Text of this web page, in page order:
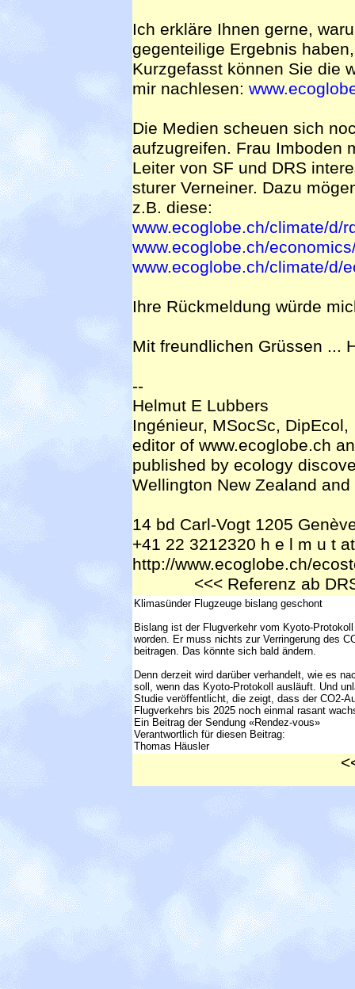
Ich erkläre Ihnen gerne,
gegenteilige Ergebnis
Kurzgefasst können Sie die
mir nachlesen:
Die Medien scheuen sich
aufzugreifen. Frau Imboden
Leiter von SF und DRS
sturer Verneiner. Dazu
z.B. diese:
www.ecoglobe.ch/climate/d/
www.ecoglobe.ch/
www.ecoglobe.ch/climate/d/
Ihre Rückmeldung würde
Mit freundlichen Grüssen ...
--
Helmut E Lubbers
Ingénieur, MSocSc, DipEcol,
editor of www.ecoglobe.ch
published by ecology
Wellington New Zealand
14 bd Carl-Vogt 1205
+41 22 3212320 h e l m u t
http://www.ecoglobe.ch/
<<< Referenz ab
Klimasünder Flugzeuge bislang geschont
Bislang ist der Flugverkehr vom Kyoto-
worden. Er muss nichts zur Verringerung des
beitragen. Das könnte sich bald ändern.
Denn derzeit wird darüber verhandelt, wie es
soll, wenn das Kyoto-Protokoll ausläuft. Und
Studie veröffentlicht, die zeigt, dass der CO2-
Flugverkehrs bis 2025 noch einmal rasant
Ein Beitrag der Sendung «Rendez-vous»
Verantwortlich für diesen Beitrag:
Thomas Häusler